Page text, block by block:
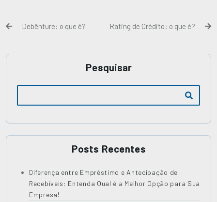
Debênture: o que é? Rating de Crédito: o que é?
Pesquisar
Posts Recentes
Diferença entre Empréstimo e Antecipação de
Recebíveis: Entenda Qual é a Melhor Opção para Sua
Empresa!